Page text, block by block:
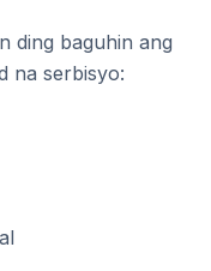
ding baguhin ang
na serbisyo: